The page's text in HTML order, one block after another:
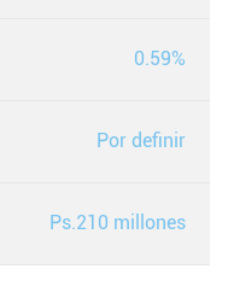
0.59%
Por definir
Ps.210 millones